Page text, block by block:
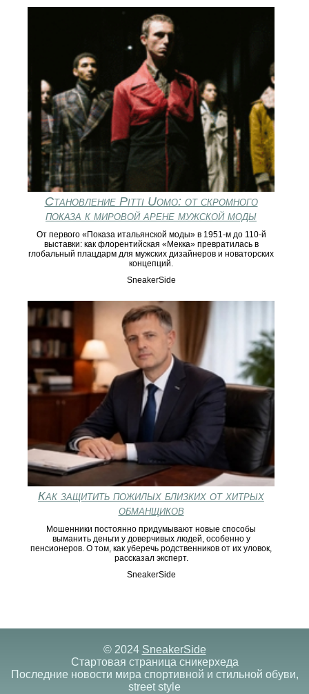
Становление Pitti Uomo: от скромного
показа к мировой арене мужской моды
От первого «Показa итальянской моды» в 1951‑м до 110‑й
выставки: как флорентийская «Мекка» превратилась в
глобальный плацдарм для мужских дизайнеров и новаторских
концепций.
SneakerSide
Как защитить пожилых близких от хитрых
обманщиков
Мошенники постоянно придумывают новые способы
выманить деньги у доверчивых людей, особенно у
пенсионеров. О том, как уберечь родственников от их уловок,
рассказал эксперт.
SneakerSide
© 2024 SneakerSide
Стартовая страница сникерхеда
Последние новости мира спортивной и стильной обуви,
street style